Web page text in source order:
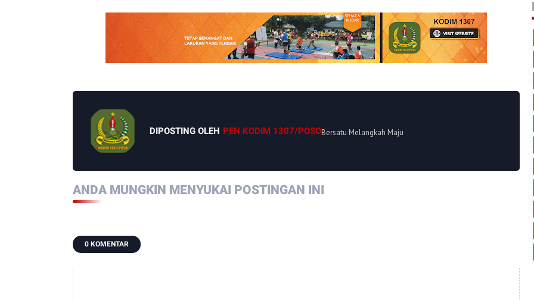
DIPOSTING OLEH PEN KODIM 1307/POSOBersatu Melangkah Maju
ANDA MUNGKIN MENYUKAI POSTINGAN INI
0 KOMENTAR